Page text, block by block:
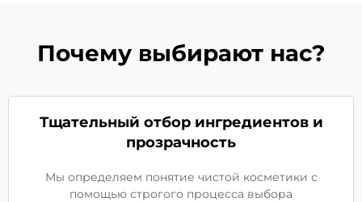
Почему выбирают нас?
Тщательный отбор ингредиентов и
прозрачность
Мы определяем понятие чистой косметики с
помощью строгого процесса выбора